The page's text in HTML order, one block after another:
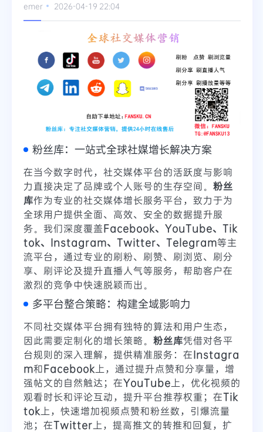
emer 2026-04-19 22:04
粉丝库：一站式全球社媒增长解决方案
在当今数字时代，社交媒体平台的活跃度与影响
力直接决定了品牌或个人账号的生存空间。 粉丝
库作为专业的社交媒体增长服务平台，致力于为
全球用户提供全面、高效、安全的数据提升服
务。我们深度覆盖Facebook、YouTube、Tik
tok、Instagram、Twitter、Telegram等主
流平台，通过专业的刷粉、刷赞、刷浏览、刷分
享、刷评论及提升直播人气等服务，帮助客户在
激烈的竞争中快速脱颖而出。
多平台整合策略：构建全域影响力
不同社交媒体平台拥有独特的算法和用户生态，
因此需要定制化的增长策略。 粉丝库凭借对各平
台规则的深入理解，提供精准服务：在Instagra
m和Facebook 上，通过提升点赞和分享量，增
强帖文的自然触达；在YouTube 上，优化视频的
观看时长和评论互动，提升平台推荐权重；在Tik
tok 上，快速增加视频点赞和粉丝数，引爆流量
池；在Twitter 上，提高推文的转推和回复，扩